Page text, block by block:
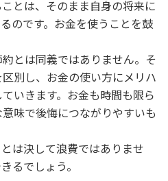
とは、そのまま自身の将来に
のです。お金を使うことを鼓
とは同義ではありません。そ
別し、お金の使い方にメリハ
いきます。お金も時間も限ら
味で後悔につながりやすいも
は決して浪費ではありませ
るでしょう。